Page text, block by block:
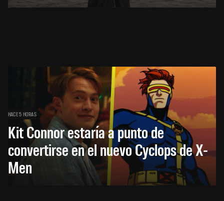
HACE 5 HORAS
Kit Connor estaría a punto de
convertirse en el nuevo Cyclops de X-
Men